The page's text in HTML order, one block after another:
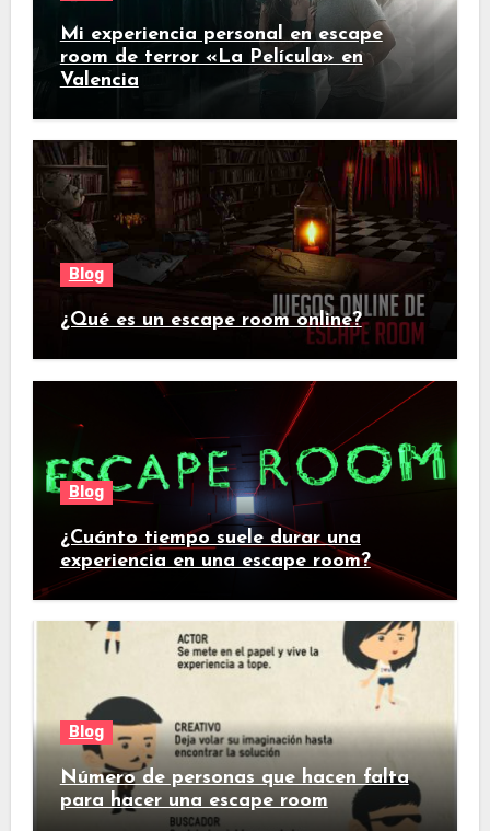
Mi experiencia personal en escape
room de terror «La Película» en
Valencia
Blog
¿Qué es un escape room online?
Blog
¿Cuánto tiempo suele durar una
experiencia en una escape room?
Blog
Número de personas que hacen falta
para hacer una escape room